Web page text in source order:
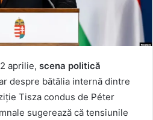
aprilie, scena politică
despre bătălia internă dintre
Tisza condus de Péter
sugerează că tensiunile